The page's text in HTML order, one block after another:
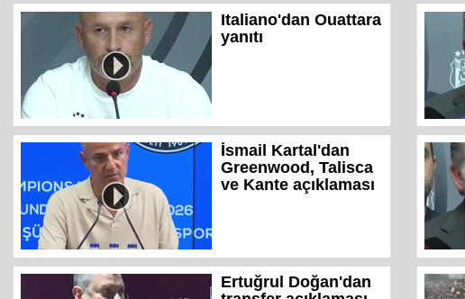
Italiano'dan Ouattara
yanıtı
İsmail Kartal'dan
Greenwood, Talisca
ve Kante açıklaması
Ertuğrul Doğan'dan